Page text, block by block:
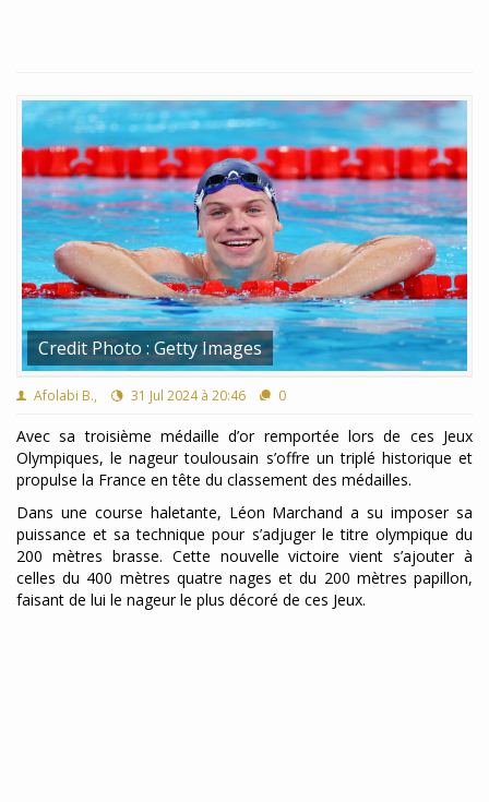
Credit Photo : Getty Images
Afolabi B., 31 Jul 2024 à 20:46 0
Avec sa troisième médaille d’or remportée lors de ces Jeux
Olympiques, le nageur toulousain s’offre un triplé historique et
propulse la France en tête du classement des médailles.
Dans une course haletante, Léon Marchand a su imposer sa
puissance et sa technique pour s’adjuger le titre olympique du
200 mètres brasse. Cette nouvelle victoire vient s’ajouter à
celles du 400 mètres quatre nages et du 200 mètres papillon,
faisant de lui le nageur le plus décoré de ces Jeux.